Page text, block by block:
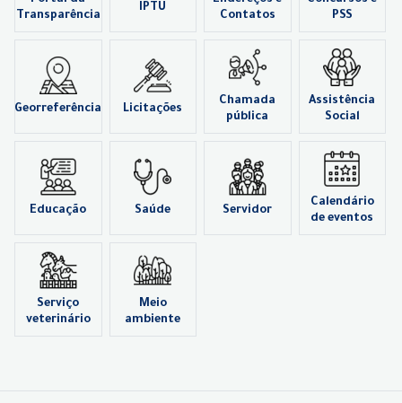
Transparência
IPTU
Contatos
PSS
Georreferência Licitações
Chamada
pública
Assistência
Social
Educação Saúde Servidor
Calendário
de eventos
Serviço
veterinário
Meio
ambiente